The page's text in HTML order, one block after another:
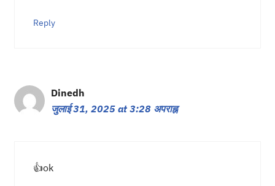
Reply
Dinedh
जुलाई 31, 2025 at 3:28 अपराह्न
👍ok